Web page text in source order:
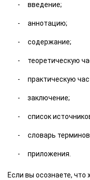
введение;
аннотацию;
содержание;
теоретическую
практическую
заключение;
список
словарь
приложения.
Если вы осознаете, что